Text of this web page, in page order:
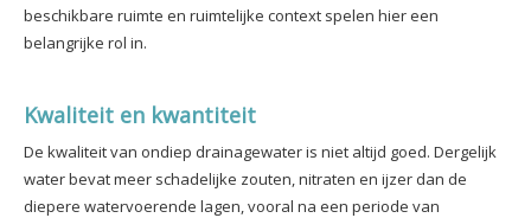
beschikbare ruimte en ruimtelijke context spelen hier een
belangrijke rol in.
Kwaliteit en kwantiteit
De kwaliteit van ondiep drainagewater is niet altijd goed. Dergelijk
water bevat meer schadelijke zouten, nitraten en ijzer dan de
diepere watervoerende lagen, vooral na een periode van